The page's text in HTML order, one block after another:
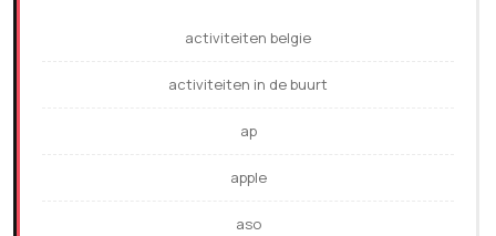
activiteiten belgie
activiteiten in de buurt
ap
apple
aso